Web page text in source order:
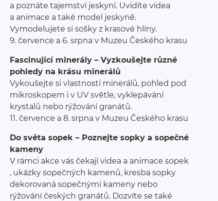
a poznáte tajemství jeskyní. Uvidíte videa
a animace a také model jeskyně.
Vymodelujete si sošky z krasové hlíny.
9. července a 6. srpna v Muzeu Českého krasu
Fascinující minerály – Vyzkoušejte různé
pohledy na krásu minerálů
Vykoušejte si vlastnosti minerálů, pohled pod
mikroskopem i v UV světle, vyklepávání
krystalů nebo rýžování granátů.
11. července a 8. srpna v Muzeu Českého krasu
Do světa sopek – Poznejte sopky a sopečné
kameny
V rámci akce vás čekají videa a animace sopek
, ukázky sopečných kamenů, kresba sopky
dekorovaná sopečnými kameny nebo
rýžování českých granátů. Dozvíte se také